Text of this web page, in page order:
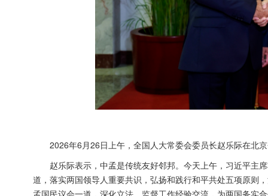
2026年6月26日上午，全国人大常委会委员长赵乐际在北
赵乐际表示，中孟是传统友好邻邦。今天上午，习近平主
道，落实两国领导人重要共识，弘扬和践行和平共处五项原则
孟国民议会一道，深化立法、监督工作经验交流，为两国务实